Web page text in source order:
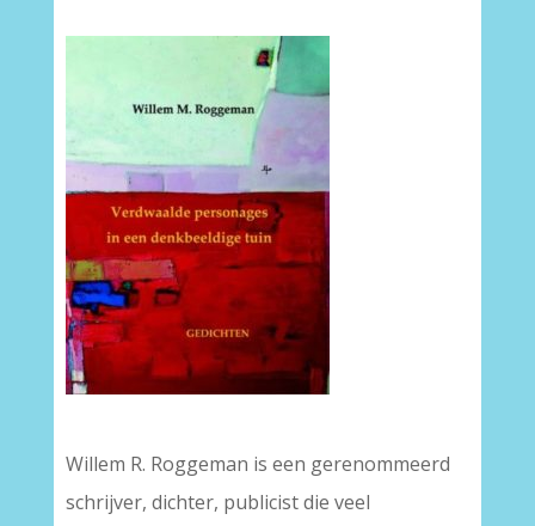
Willem R. Roggeman is een gerenommeerd
schrijver, dichter, publicist die veel